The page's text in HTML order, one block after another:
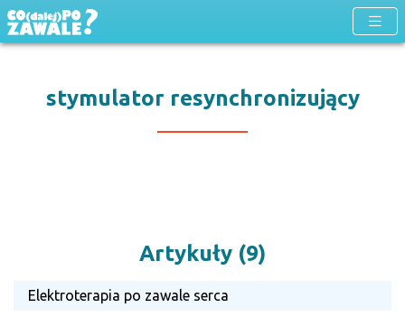
stymulator resynchronizujący
Artykuły (9)
Elektroterapia po zawale serca